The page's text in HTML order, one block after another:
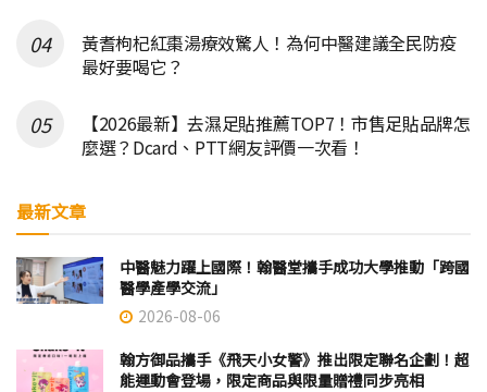
黃耆枸杞紅棗湯療效驚人！為何中醫建議全民防疫
最好要喝它？
【2026最新】去濕足貼推薦TOP7！市售足貼品牌怎
麼選？Dcard、PTT網友評價一次看！
最新文章
中醫魅力躍上國際！翰醫堂攜手成功大學推動「跨國
醫學產學交流」
2026-08-06
翰方御品攜手《飛天小女警》推出限定聯名企劃！超
能運動會登場，限定商品與限量贈禮同步亮相